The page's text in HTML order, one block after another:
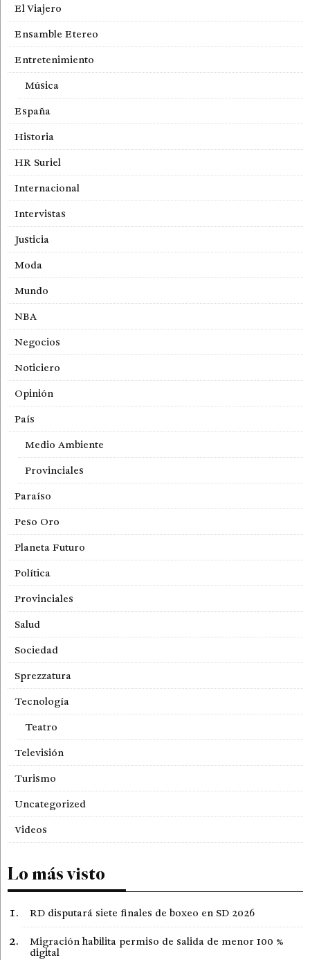
El Viajero
Ensamble Etereo
Entretenimiento
Música
España
Historia
HR Suriel
Internacional
Intervistas
Justicia
Moda
Mundo
NBA
Negocios
Noticiero
Opinión
País
Medio Ambiente
Provinciales
Paraíso
Peso Oro
Planeta Futuro
Política
Provinciales
Salud
Sociedad
Sprezzatura
Tecnología
Teatro
Televisión
Turismo
Uncategorized
Videos
Lo más visto
RD disputará siete finales de boxeo en SD 2026
Migración habilita permiso de salida de menor 100 %
digital